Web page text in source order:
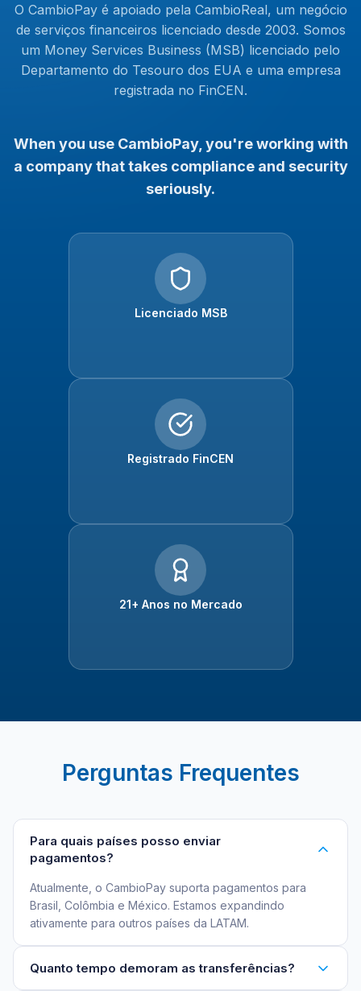
O CambioPay é apoiado pela CambioReal, um negócio
de serviços financeiros licenciado desde 2003. Somos
um Money Services Business (MSB) licenciado pelo
Departamento do Tesouro dos EUA e uma empresa
registrada no FinCEN.
When you use CambioPay, you're working with
a company that takes compliance and security
seriously.
Licenciado MSB
Registrado FinCEN
21+ Anos no Mercado
Perguntas Frequentes
Para quais países posso enviar
pagamentos?
Atualmente, o CambioPay suporta pagamentos para
Brasil, Colômbia e México. Estamos expandindo
ativamente para outros países da LATAM.
Quanto tempo demoram as transferências?